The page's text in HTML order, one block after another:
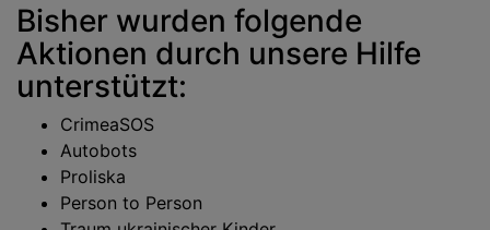
Bisher wurden folgende
Aktionen durch unsere Hilfe
unterstützt:
CrimeaSOS
Autobots
Proliska
Person to Person